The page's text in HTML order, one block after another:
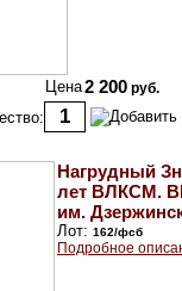
Цена2 200 руб.
Нагрудный
лет ВЛКСМ.
им.
Лот: 162/фсб
Подробное